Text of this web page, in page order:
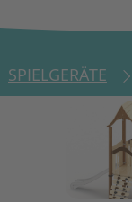
SPIELGERÄTE